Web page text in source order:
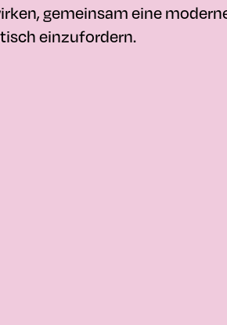
gemeinsam eine
einzufordern.